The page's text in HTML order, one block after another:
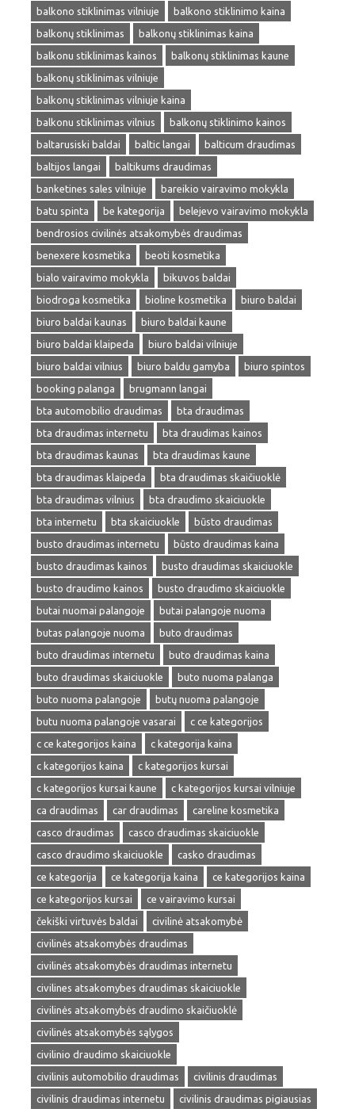
balkono stiklinimas vilniuje
balkono stiklinimo kaina
balkonų stiklinimas
balkonų stiklinimas kaina
balkonu stiklinimas kainos
balkonų stiklinimas kaune
balkonų stiklinimas vilniuje
balkonų stiklinimas vilniuje kaina
balkonu stiklinimas vilnius
balkonų stiklinimo kainos
baltarusiski baldai
baltic langai
balticum draudimas
baltijos langai
baltikums draudimas
banketines sales vilniuje
bareikio vairavimo mokykla
batu spinta
be kategorija
belejevo vairavimo mokykla
bendrosios civilinės atsakomybės draudimas
benexere kosmetika
beoti kosmetika
bialo vairavimo mokykla
bikuvos baldai
biodroga kosmetika
bioline kosmetika
biuro baldai
biuro baldai kaunas
biuro baldai kaune
biuro baldai klaipeda
biuro baldai vilniuje
biuro baldai vilnius
biuro baldu gamyba
biuro spintos
booking palanga
brugmann langai
bta automobilio draudimas
bta draudimas
bta draudimas internetu
bta draudimas kainos
bta draudimas kaunas
bta draudimas kaune
bta draudimas klaipeda
bta draudimas skaičiuoklė
bta draudimas vilnius
bta draudimo skaiciuokle
bta internetu
bta skaiciuokle
būsto draudimas
busto draudimas internetu
būsto draudimas kaina
busto draudimas kainos
busto draudimas skaiciuokle
busto draudimo kainos
busto draudimo skaiciuokle
butai nuomai palangoje
butai palangoje nuoma
butas palangoje nuoma
buto draudimas
buto draudimas internetu
buto draudimas kaina
buto draudimas skaiciuokle
buto nuoma palanga
buto nuoma palangoje
butų nuoma palangoje
butu nuoma palangoje vasarai
c ce kategorijos
c ce kategorijos kaina
c kategorija kaina
c kategorijos kaina
c kategorijos kursai
c kategorijos kursai kaune
c kategorijos kursai vilniuje
ca draudimas
car draudimas
careline kosmetika
casco draudimas
casco draudimas skaiciuokle
casco draudimo skaiciuokle
casko draudimas
ce kategorija
ce kategorija kaina
ce kategorijos kaina
ce kategorijos kursai
ce vairavimo kursai
čekiški virtuvės baldai
civilinė atsakomybė
civilinės atsakomybės draudimas
civilinės atsakomybės draudimas internetu
civilines atsakomybes draudimas skaiciuokle
civilinės atsakomybės draudimo skaičiuoklė
civilinės atsakomybės sąlygos
civilinio draudimo skaiciuokle
civilinis automobilio draudimas
civilinis draudimas
civilinis draudimas internetu
civilinis draudimas pigiausias